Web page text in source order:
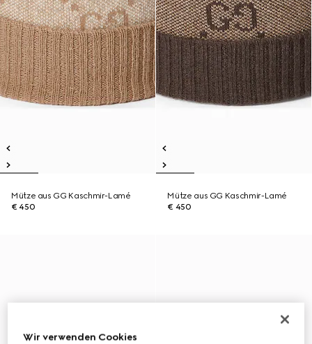
Mütze aus GG Kaschmir-Lamé
€ 450
Mütze aus GG Kaschmir-Lamé
€ 450
Wir verwenden Cookies